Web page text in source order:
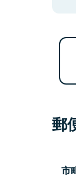
郵
市